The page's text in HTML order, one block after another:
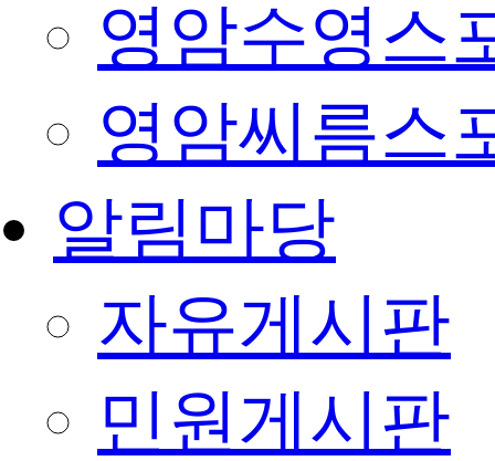
영암수영스
영암씨름스
알림마당
자유게시판
민원게시판